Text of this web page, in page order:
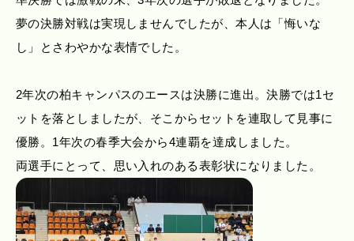
夢の決勝対戦は実現しませんでしたが、本人は「悔いな
し」とさわやかな表情でした。
2年次の柏キャンパスのエースは決勝に進出。決勝では1セ
ットを落としましたが、そこからセットを連取して見事に
優勝。1年次の春季大会から4連覇を達成しました。
両選手にとって、思い入れのある表彰状になりました。